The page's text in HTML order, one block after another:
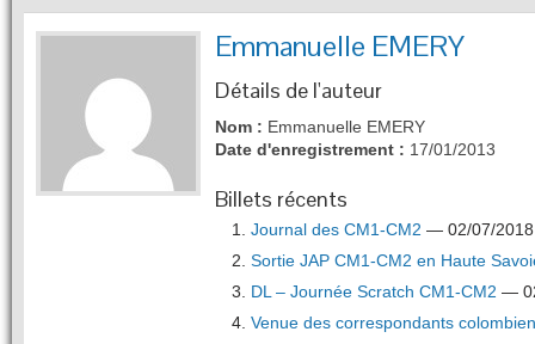
Emmanuelle EMERY
Détails de l'auteur
Nom : Emmanuelle EMERY
Date d'enregistrement : 17/01/2013
Billets récents
Journal des CM1-CM2 — 02/07/2018
Sortie JAP CM1-CM2 en Haute
DL – Journée Scratch CM1-CM2 —
Venue des correspondants